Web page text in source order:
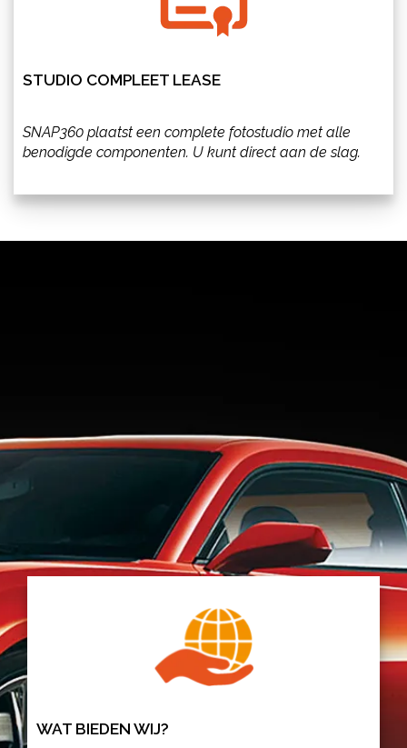
STUDIO COMPLEET LEASE
SNAP360 plaatst een complete fotostudio met alle
benodigde componenten. U kunt direct aan de slag.
WAT BIEDEN WIJ?